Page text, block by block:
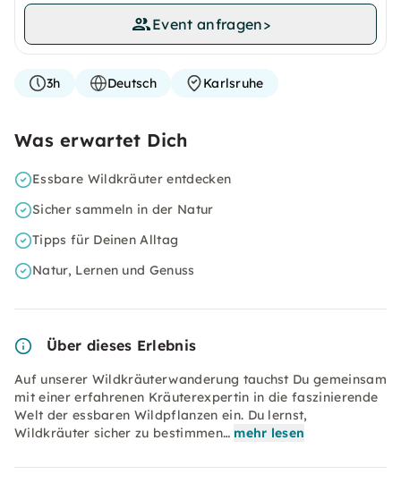
Event anfragen>
3h Deutsch Karlsruhe
Was erwartet Dich
Essbare Wildkräuter entdecken
Sicher sammeln in der Natur
Tipps für Deinen Alltag
Natur, Lernen und Genuss
Über dieses Erlebnis
Auf unserer Wildkräuterwanderung tauchst Du gemeinsam
mit einer erfahrenen Kräuterexpertin in die faszinierende
Welt der essbaren Wildpflanzen ein. Du lernst,
Wildkräuter sicher zu bestimmen… mehr lesen